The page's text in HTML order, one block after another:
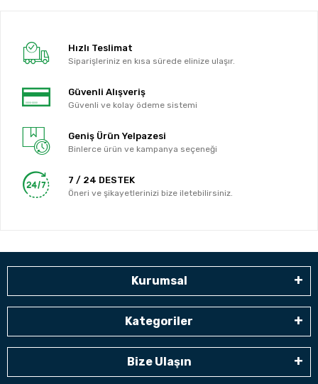
Hızlı Teslimat
Siparişleriniz en kısa sürede elinize ulaşır.
Güvenli Alışveriş
Güvenli ve kolay ödeme sistemi
Geniş Ürün Yelpazesi
Binlerce ürün ve kampanya seçeneği
7 / 24 DESTEK
Öneri ve şikayetlerinizi bize iletebilirsiniz.
Kurumsal
Kategoriler
Bize Ulaşın